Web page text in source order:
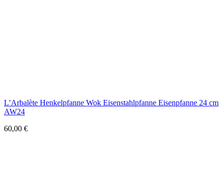
L’Arbalète Henkelpfanne Wok Eisenstahlpfanne Eisenpfanne 24 cm
AW24
60,00 €